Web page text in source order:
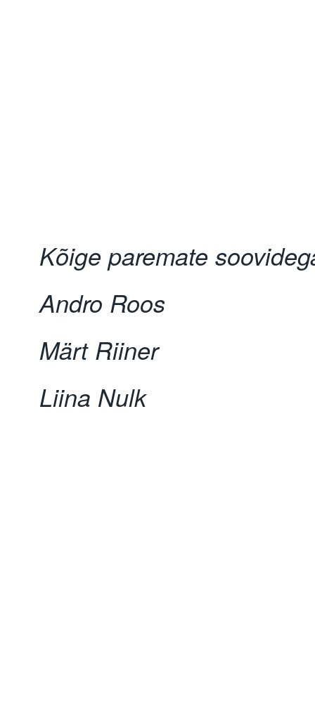
Kõige paremate
Andro Roos
Märt Riiner
Liina Nulk